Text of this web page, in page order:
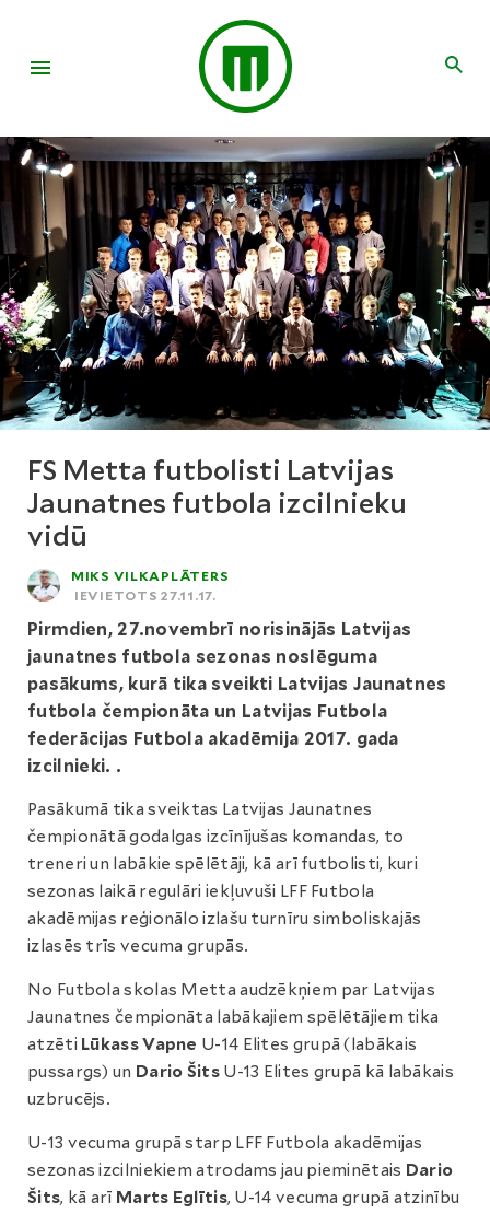
FS Metta futbolisti Latvijas
Jaunatnes futbola izcilnieku
vidū
MIKS VILKAPLĀTERS
IEVIETOTS 27.11.17.
Pirmdien, 27.novembrī norisinājās Latvijas
jaunatnes futbola sezonas noslēguma
pasākums, kurā tika sveikti Latvijas Jaunatnes
futbola čempionāta un Latvijas Futbola
federācijas Futbola akadēmija 2017. gada
izcilnieki. .
Pasākumā tika sveiktas Latvijas Jaunatnes
čempionātā godalgas izcīnījušas komandas, to
treneri un labākie spēlētāji, kā arī futbolisti, kuri
sezonas laikā regulāri iekļuvuši LFF Futbola
akadēmijas reģionālo izlašu turnīru simboliskajās
izlasēs trīs vecuma grupās.
No Futbola skolas Metta audzēkņiem par Latvijas
Jaunatnes čempionāta labākajiem spēlētājiem tika
atzēti Lūkass Vapne U-14 Elites grupā (labākais
pussargs) un Dario ŠitsU-13 Elites grupā kā labākais
uzbrucējs.
U-13 vecuma grupā starp LFF Futbola akadēmijas
sezonas izcilniekiem atrodams jau pieminētais Dario
Šits, kā arī Marts Eglītis, U-14 vecuma grupā atzinību